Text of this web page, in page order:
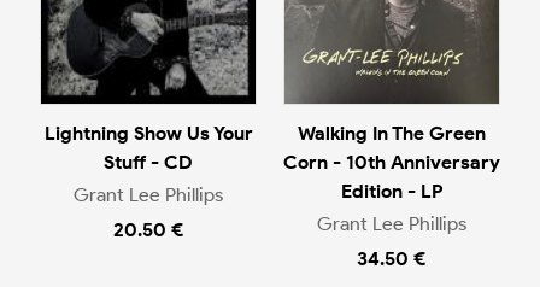
Lightning Show Us Your
Stuff - CD
Grant Lee Phillips
20.50 €
Walking In The Green
Corn - 10th Anniversary
Edition - LP
Grant Lee Phillips
34.50 €